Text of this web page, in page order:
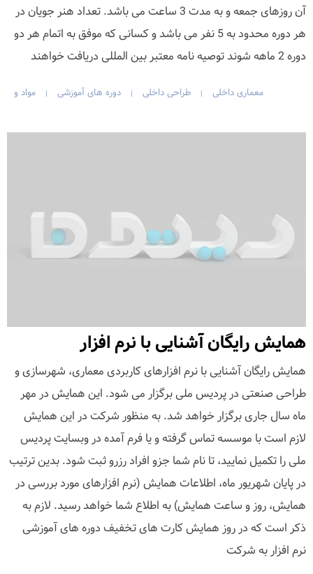
آن روزهاى جمعه و به مدت 3 ساعت می باشد. تعداد هنر جویان در
هر دوره محدود به 5 نفر مى باشد و کسانى که موفق به اتمام هر دو
دوره 2 ماهه شوند توصیه نامه معتبر بین المللى دریافت خواهند
معماری داخلی | طراحی داخلی | دوره های آموزشی | مواد و
همایش رایگان آشنایی با نرم افزار
همایش رایگان آشنایی با نرم افزارهای کاربردی معماری، شهرسازی و
طراحی صنعتی در پردیس ملی برگزار می شود. این همایش در مهر
ماه سال جاری برگزار خواهد شد. به منظور شرکت در این همایش
لازم است با موسسه تماس گرفته و یا فرم آمده در وبسایت پردیس
ملی را تکمیل نمایید، تا نام شما جزو افراد رزرو ثبت شود. بدین ترتیب
در پایان شهریور ماه، اطلاعات همایش (نرم افزارهای مورد بررسی در
همایش، روز و ساعت همایش) به اطلاع شما خواهد رسید. لازم به
ذکر است که در روز همایش کارت های تخفیف دوره های آموزشی
نرم افزار به شرکت